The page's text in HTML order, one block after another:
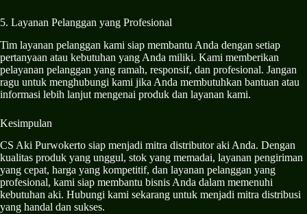
5. Layanan Pelanggan yang Profesional
Tim layanan pelanggan kami siap membantu Anda dengan setiap
pertanyaan atau kebutuhan yang Anda miliki. Kami memberikan
pelayanan pelanggan yang ramah, responsif, dan profesional. Jangan
ragu untuk menghubungi kami jika Anda membutuhkan bantuan atau
informasi lebih lanjut mengenai produk dan layanan kami.
Kesimpulan
CS Aki Purwokerto siap menjadi mitra distributor aki Anda. Dengan
kualitas produk yang unggul, stok yang memadai, layanan pengiriman
yang cepat, harga yang kompetitif, dan layanan pelanggan yang
profesional, kami siap membantu bisnis Anda dalam memenuhi
kebutuhan aki. Hubungi kami sekarang untuk menjadi mitra distribusi
yang handal dan sukses.